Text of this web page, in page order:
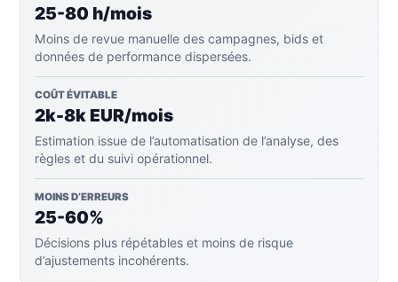
25-80 h/mois
Moins de revue manuelle des campagnes, bids et
données de performance dispersées.
COÛT ÉVITABLE
2k-8k EUR/mois
Estimation issue de l’automatisation de l’analyse, des
règles et du suivi opérationnel.
MOINS D’ERREURS
25-60%
Décisions plus répétables et moins de risque
d’ajustements incohérents.